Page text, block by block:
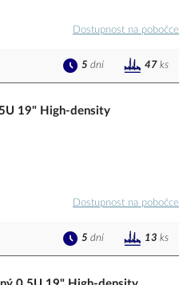
Dostupnost na pobočce
5 dní 47 ks
19" High-density
Dostupnost na pobočce
5 dní 13 ks